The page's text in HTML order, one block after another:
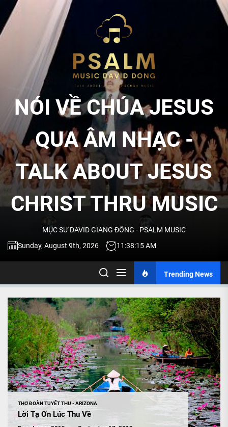
Skip
the
QUA
ÂM
NHẠC
TALK
THRU
NÓI VỀ CHÚA JESUS
QUA ÂM NHẠC -
TALK ABOUT JESUS
CHRIST THRU MUSIC
MỤC SƯ DAVID GIANG ĐÔNG - PSALM MUSIC
Sunday, August 9th, 2026
11:38:15 AM
Trending News
THƠ ĐOÀN TUYẾT THU - ARIZONA
Lời Tạ Ơn Lúc Thu Về